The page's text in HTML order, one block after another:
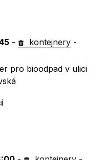
- kontejnery -
pro bioodpad v ulici